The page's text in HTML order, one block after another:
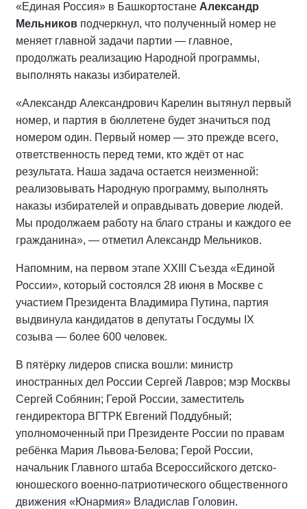
«Единая Россия» в Башкортостане Александр
Мельников подчеркнул, что полученный номер не
меняет главной задачи партии — главное,
продолжать реализацию Народной программы,
выполнять наказы избирателей.
«Александр Александрович Карелин вытянул первый
номер, и партия в бюллетене будет значиться под
номером один. Первый номер — это прежде всего,
ответственность перед теми, кто ждёт от нас
результата. Наша задача остается неизменной:
реализовывать Народную программу, выполнять
наказы избирателей и оправдывать доверие людей.
Мы продолжаем работу на благо страны и каждого ее
гражданина», — отметил Александр Мельников.
Напомним, на первом этапе XXIII Съезда «Единой
России», который состоялся 28 июня в Москве с
участием Президента Владимира Путина, партия
выдвинула кандидатов в депутаты Госдумы IX
созыва — более 600 человек.
В пятёрку лидеров списка вошли: министр
иностранных дел России Сергей Лавров; мэр Москвы
Сергей Собянин; Герой России, заместитель
гендиректора ВГТРК Евгений Поддубный;
уполномоченный при Президенте России по правам
ребёнка Мария Львова-Белова; Герой России,
начальник Главного штаба Всероссийского детско-
юношеского военно-патриотического общественного
движения «Юнармия» Владислав Головин.